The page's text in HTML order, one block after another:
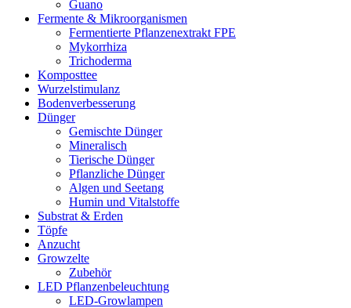
Guano
Fermente & Mikroorganismen
Fermentierte Pflanzenextrakt FPE
Mykorrhiza
Trichoderma
Komposttee
Wurzelstimulanz
Bodenverbesserung
Dünger
Gemischte Dünger
Mineralisch
Tierische Dünger
Pflanzliche Dünger
Algen und Seetang
Humin und Vitalstoffe
Substrat & Erden
Töpfe
Anzucht
Growzelte
Zubehör
LED Pflanzenbeleuchtung
LED-Growlampen